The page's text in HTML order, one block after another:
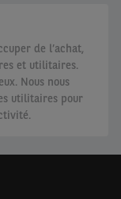
de l’achat,
et utilitaires.
Nous nous
utilitaires pour